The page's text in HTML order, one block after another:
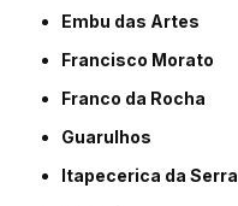
Embu das Artes
Francisco Morato
Franco da Rocha
Guarulhos
Itapecerica da Serra